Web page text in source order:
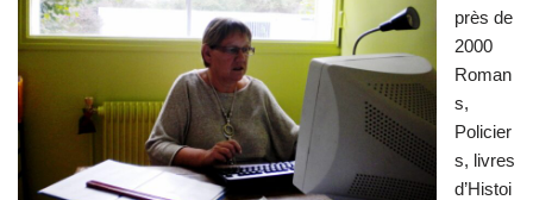
près de
2000
Roman
s,
Policier
s, livres
d’Histoi